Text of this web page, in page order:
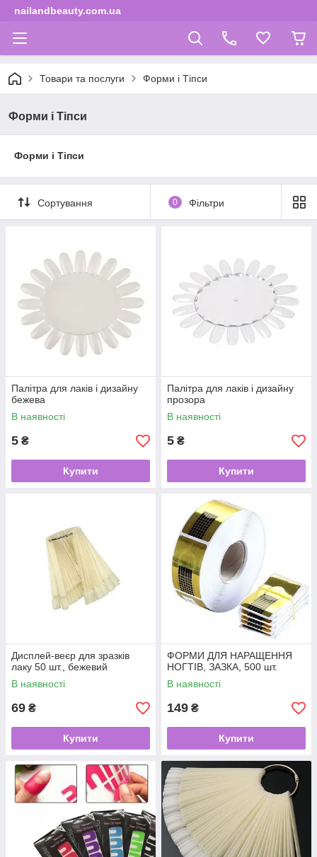
nailandbeauty.com.ua
Товари та послуги Форми і Тіпси
Форми і Тіпси
Форми і Тіпси
Сортування 0 Фільтри
Палітра для лаків і дизайну
бежева
В наявності
5 ₴
Купити
Палітра для лаків і дизайну
прозора
В наявності
5 ₴
Купити
Дисплей-веєр для зразків
лаку 50 шт., бежевий
В наявності
69 ₴
Купити
ФОРМИ ДЛЯ НАРАЩЕННЯ
НОГТІВ, ЗАЗКА, 500 шт.
В наявності
149 ₴
Купити